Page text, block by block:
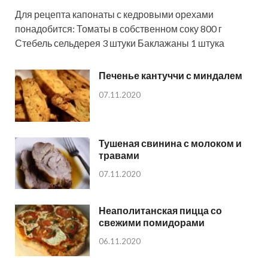
Для рецепта капонаты с кедровыми орехами
понадобится: Томаты в собственном соку 800 г
Стебель сельдерея 3 штуки Баклажаны 1 штука
Печенье кантуччи с миндалем
07.11.2020
Тушеная свинина с молоком и
травами
07.11.2020
Неаполитанская пицца со
свежими помидорами
06.11.2020